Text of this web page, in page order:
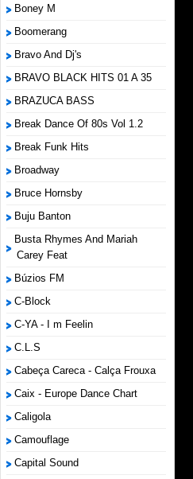
Boney M
Boomerang
Bravo And Dj's
BRAVO BLACK HITS 01 A 35
BRAZUCA BASS
Break Dance Of 80s Vol 1.2
Break Funk Hits
Broadway
Bruce Hornsby
Buju Banton
Busta Rhymes And Mariah
Carey Feat
Búzios FM
C-Block
C-YA - I m Feelin
C.L.S
Cabeça Careca - Calça Frouxa
Caix - Europe Dance Chart
Caligola
Camouflage
Capital Sound